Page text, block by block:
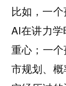
比如，一
AI在讲力
重心；一
市规划、